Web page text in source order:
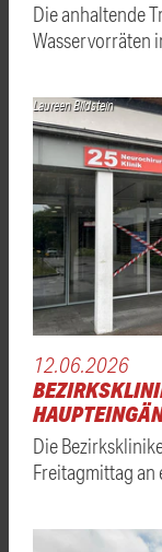
Die anhaltende
Wasservorräten
Laureen Bildstein
12.06.2026
Die
Freitagmittag